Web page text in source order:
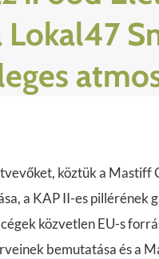
köztük a
a KAP II-es
közvetlen EU-s
bemutatása és a